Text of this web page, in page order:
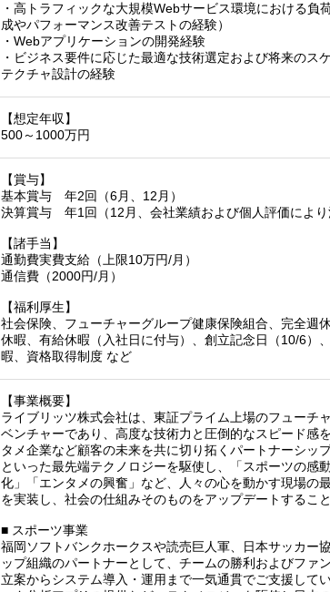
・高トラフィックな大規模Webサービス環境における負
成やパフォーマンス改善テストの経験）
・Webアプリケーションの開発経験
・ビジネス要件に応じた最適な技術選定および将来のス
テクチャ設計の経験
【想定年収】
500～1000万円
【賞与】
基本賞与 年2回（6月、12月）
決算賞与 年1回（12月、会社業績および個人評価により
【諸手当】
通勤費実費支給（上限10万円/月）
通信費（2000円/月）
【福利厚生】
社会保険、フューチャーグループ健康保険組合、完全週
休暇、有給休暇（入社日に付与）、創立記念日（10/6）
暇、資格取得制度 など
【事業概要】
ライブリッツ株式会社は、東証プライム上場のフューチ
ベンチャーであり、高度な技術力と圧倒的なスピード感
タメ企業など顧客の未来を共に切り拓くパートナーシッ
といった最先端テクノロジーを駆使し、「スポーツの感
化」「エンタメの興奮」など、人々の心を動かす現場の
を実装し、社会の仕組みそのものをアップデートするこ
■ スポーツ事業
福岡ソフトバンクホークスや読売巨人軍、日本サッカー
ップ組織のパートナーとして、チームの勝利およびファ
立案からシステム導入・運用まで一気通貫でご支援して